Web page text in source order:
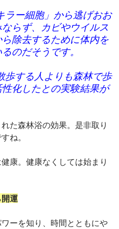
ラー細胞」から逃げおお
らず、カビやウイルス
除去するために体内を
のだそうです。
歩する人よりも森林で歩
化したとの実験結果が
た森林浴の効果。是非取り
ね。
康。健康なくしては始まり
運
ーを知り、時間とともにや